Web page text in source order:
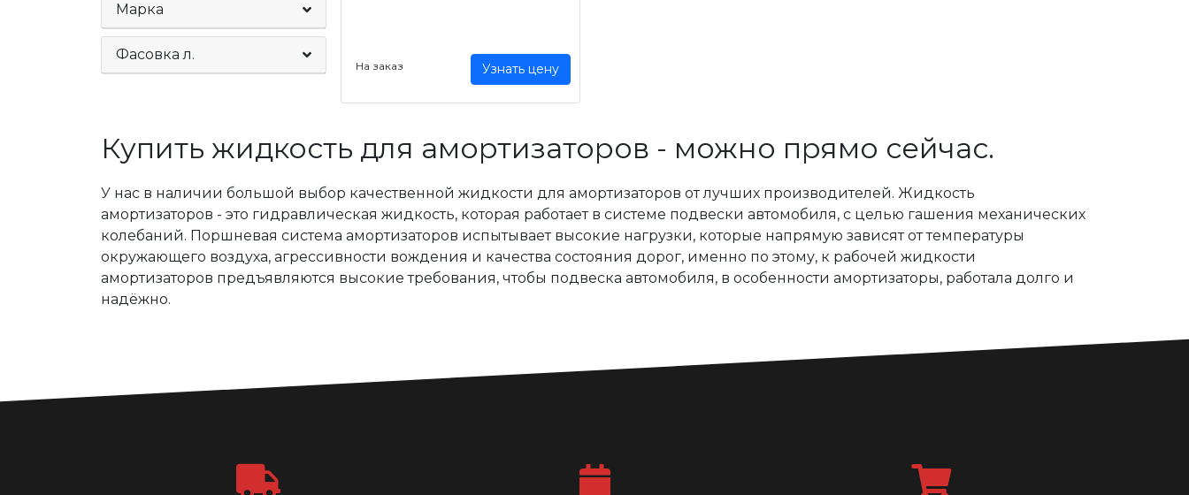
Марка
Фасовка л.
На заказ Узнать цену
Купить жидкость для амортизаторов - можно прямо сейчас.
У нас в наличии большой выбор качественной жидкости для амортизаторов от лучших производителей. Жидкость
амортизаторов - это гидравлическая жидкость, которая работает в системе подвески автомобиля, с целью гашения механических
колебаний. Поршневая система амортизаторов испытывает высокие нагрузки, которые напрямую зависят от температуры
окружающего воздуха, агрессивности вождения и качества состояния дорог, именно по этому, к рабочей жидкости
амортизаторов предъявляются высокие требования, чтобы подвеска автомобиля, в особенности амортизаторы, работала долго и
надёжно.